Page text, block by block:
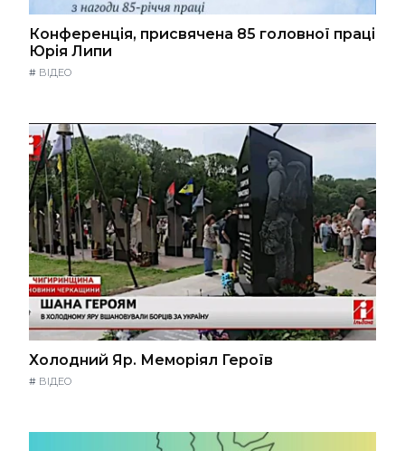
Конференція, присвячена 85 головної праці
Юрія Липи
# ВІДЕО
Холодний Яр. Меморіял Героїв
# ВІДЕО